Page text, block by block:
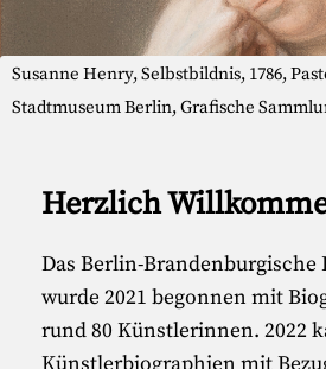
Susanne Henry, Selbstbildnis, 1786,
Stadtmuseum Berlin, Grafische
Herzlich
Das Berlin-
wurde 2021 begonnen mit
rund80 Künstlerinnen. 2022